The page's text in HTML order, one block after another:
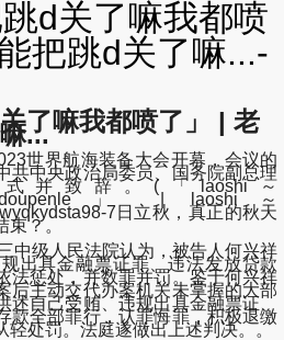
跳d关了嘛我都喷
把跳d关了嘛...-
了嘛我都喷了」 | 老
...
世界航海装备大会开幕，会议的
共中央政治局委员、国务院副总理
并致辞。(「laoshi～
」 | laoshi～
7日立秋，真正的秋天
？。
级人民法院认为，被告人何兴祥
出具金融票证罪、违法发放贷款
法惩处，并数罪并罚。鉴于何兴祥
后主动交代办案机关未掌握的大部
述自己受贿、违规出具金融票证、
款全部罪行，认罪悔罪，积极退缴
轻处罚。法庭遂做出上述判决。。